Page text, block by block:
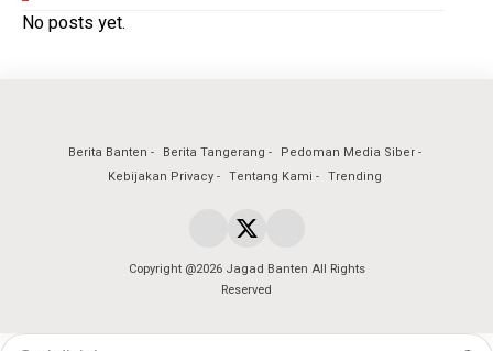
No posts yet.
Berita Banten Berita Tangerang
Pedoman Media Siber
Kebijakan Privacy
Tentang Kami Trending
Copyright @2026 Jagad Banten All Rights
Reserved